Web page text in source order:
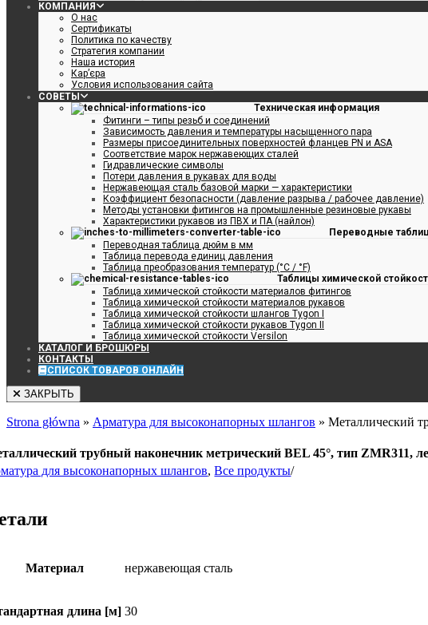
КОМПАНИЯ
О нас
Сертификаты
Политика по качеству
Стратегия компании
Наша история
Кар’єра
Условия использования сайта
СОВЕТЫ
Техническая информация
Фитинги – типы резьб и соединений
Зависимость давления и температуры насыщенного пара
Размеры присоединительных поверхностей фланцев PN и ASA
Соответствие марок нержавеющих сталей
Гидравлические символы
Потери давления в рукавах для воды
Нержавеющая сталь базовой марки — характеристики
Коэффициент безопасности (давление разрыва / рабочее давление)
Методы установки фитингов на промышленные резиновые рукавы
Характеристики рукавов из ПВХ и ПА (найлон)
Переводные
Переводная таблица дюйм в мм
Таблица перевода единиц давления
Таблица преобразования температур (°C / °F)
Таблицы химической
Таблица химической стойкости материалов фитингов
Таблица химической стойкости материалов рукавов
Таблица химической стойкости шлангов Tygon I
Таблица химической стойкости рукавов Tygon II
Таблица химической стойкости Versilon
КАТАЛОГ И БРОШЮРЫ
КОНТАКТЫ
СПИСОК ТОВАРОВ ОНЛАЙН
ЗАКРЫТЬ
Strona główna » Арматура для высоконапорных шлангов » Металлический
трубный наконечник метрический BEL 45°, тип ZMR311,
для высоконапорных шлангов,Все продукты/
Mатериал нержавеющая сталь
длина [м] 30